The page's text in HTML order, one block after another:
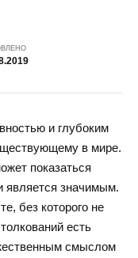
и глубоким
в мире.
показаться
значимым.
без которого не
есть
смыслом